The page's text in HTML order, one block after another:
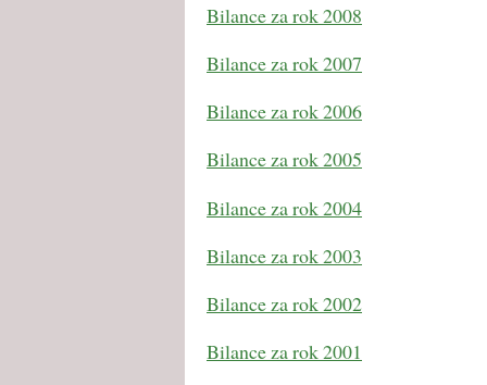
Bilance za rok 2008
Bilance za rok 2007
Bilance za rok 2006
Bilance za rok 2005
Bilance za rok 2004
Bilance za rok 2003
Bilance za rok 2002
Bilance za rok 2001